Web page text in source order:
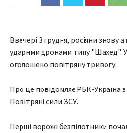
Ввечері 3 грудня, росіяни знову
ударнми дронами типу "Шахед". У
оголошено повітряну тривогу.
Про це повідомляє РБК-Україна
Повітряні сили ЗСУ.
Перші ворожі безпілотники